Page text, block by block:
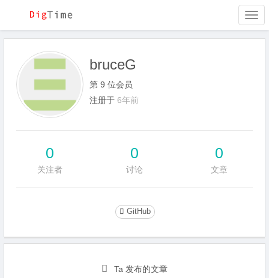
bruceG
第 9 位会员
注册于 6年前
0
关注者
0
讨论
0
文章
GitHub
Ta 发布的文章